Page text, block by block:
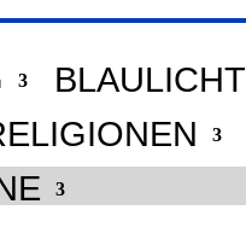
BLAULICHT